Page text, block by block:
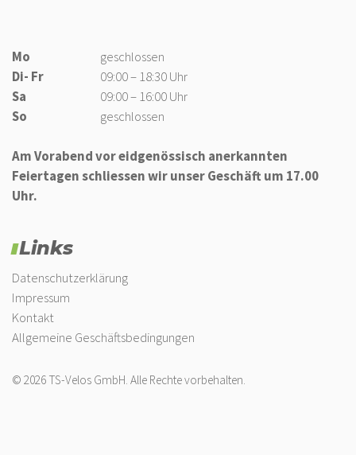
Mo
geschlossen
Di- Fr
09:00 – 18:30 Uhr
Sa
09:00 – 16:00 Uhr
So
geschlossen
Am Vorabend vor eidgenössisch anerkannten
Feiertagen schliessen wir unser Geschäft um 17.00
Uhr.
Links
Datenschutzerklärung
Impressum
Kontakt
Allgemeine Geschäftsbedingungen
© 2026 TS-Velos GmbH. Alle Rechte vorbehalten.